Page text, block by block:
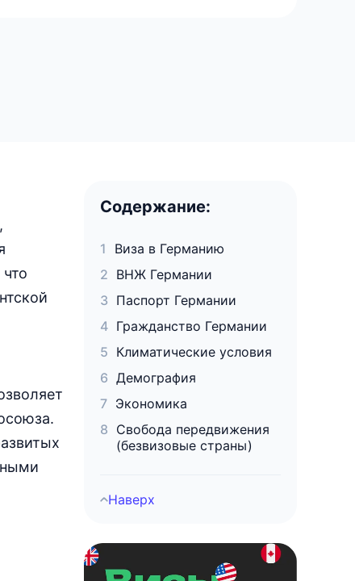
Содержание:
Виза в Германию
ВНЖ Германии
Паспорт Германии
Гражданство Германии
Климатические условия
Демография
Экономика
Свобода передвижения
(безвизовые страны)
Наверх